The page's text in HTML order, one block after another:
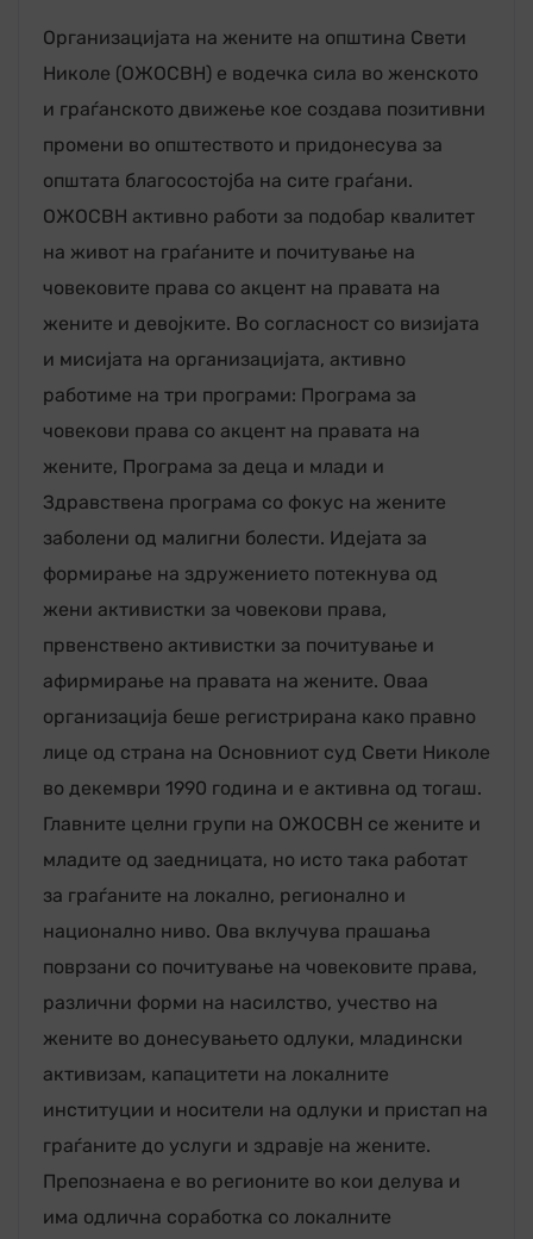
Организацијата на жените на општина Свети
Николе (ОЖОСВН) е водечка сила во женското
и граѓанското движење кое создава позитивни
промени во општеството и придонесува за
општата благосостојба на сите граѓани.
OЖОСВН активно работи за подобар квалитет
на живот на граѓаните и почитување на
човековите права со акцент на правата на
жените и девојките. Во согласност со визијата
и мисијата на организацијата, активно
работиме на три програми: Програма за
човекови права со акцент на правата на
жените, Програма за деца и млади и
Здравствена програма со фокус на жените
заболени од малигни болести. Идејата за
формирање на здружението потекнува од
жени активистки за човекови права,
првенствено активистки за почитување и
афирмирање на правата на жените. Оваа
организација беше регистрирана како правно
лице од страна на Основниот суд Свети Николе
во декември 1990 година и е активна од тогаш.
Главните целни групи на OЖОСВН се жените и
младите од заедницата, но исто така работат
за граѓаните на локално, регионално и
национално ниво. Ова вклучува прашања
поврзани со почитување на човековите права,
различни форми на насилство, учество на
жените во донесувањето одлуки, младински
активизам, капацитети на локалните
институции и носители на одлуки и пристап на
граѓаните до услуги и здравје на жените.
Препознаена е во регионите во кои делува и
има одлична соработка со локалните